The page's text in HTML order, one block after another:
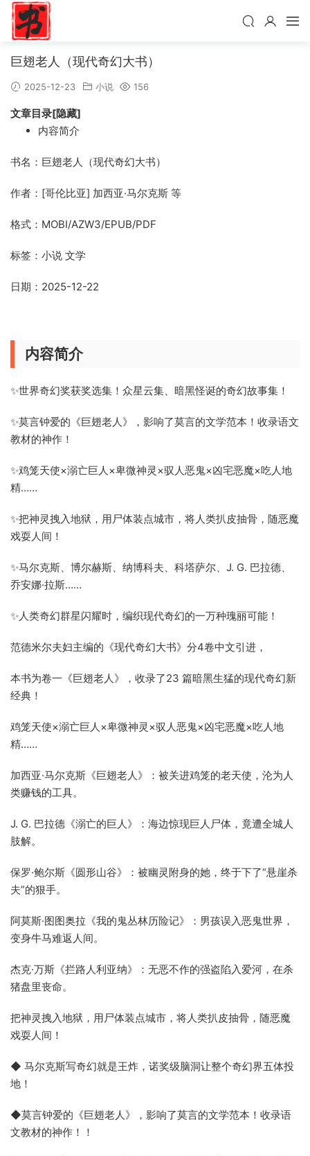
巨翅老人（现代奇幻大书）
2025-12-23 小说 156
文章目录[隐藏]
内容简介
书名：巨翅老人（现代奇幻大书）
作者：[哥伦比亚] 加西亚·马尔克斯 等
格式：MOBI/AZW3/EPUB/PDF
标签：小说 文学
日期：2025-12-22
内容简介
✨世界奇幻奖获奖选集！众星云集、暗黑怪诞的奇幻故事集！
✨莫言钟爱的《巨翅老人》，影响了莫言的文学范本！收录语文
教材的神作！
✨鸡笼天使×溺亡巨人×卑微神灵×驭人恶鬼×凶宅恶魔×吃人地
精……
✨把神灵拽入地狱，用尸体装点城市，将人类扒皮抽骨，随恶魔
戏耍人间！
✨马尔克斯、博尔赫斯、纳博科夫、科塔萨尔、J. G. 巴拉德、
乔安娜·拉斯……
✨人类奇幻群星闪耀时，编织现代奇幻的一万种瑰丽可能！
范德米尔夫妇主编的《现代奇幻大书》分4卷中文引进，
本书为卷一《巨翅老人》，收录了23 篇暗黑生猛的现代奇幻新
经典！
鸡笼天使×溺亡巨人×卑微神灵×驭人恶鬼×凶宅恶魔×吃人地
精……
加西亚·马尔克斯《巨翅老人》：被关进鸡笼的老天使，沦为人
类赚钱的工具。
J. G. 巴拉德《溺亡的巨人》：海边惊现巨人尸体，竟遭全城人
肢解。
保罗·鲍尔斯《圆形山谷》：被幽灵附身的她，终于下了“悬崖杀
夫”的狠手。
阿莫斯·图图奥拉《我的鬼丛林历险记》：男孩误入恶鬼世界，
变身牛马难返人间。
杰克·万斯《拦路人利亚纳》：无恶不作的强盗陷入爱河，在杀
猪盘里丧命。
把神灵拽入地狱，用尸体装点城市，将人类扒皮抽骨，随恶魔
戏耍人间！
◆ 马尔克斯写奇幻就是王炸，诺奖级脑洞让整个奇幻界五体投
地！
◆莫言钟爱的《巨翅老人》，影响了莫言的文学范本！收录语
文教材的神作！！